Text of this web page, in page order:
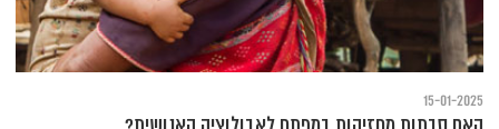
15-01-2025